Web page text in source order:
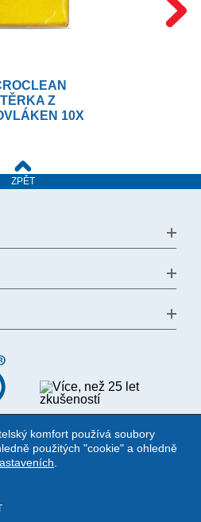
Z
10X
ZPĚT
komfort používá soubory
použitých "cookie" a ohledně